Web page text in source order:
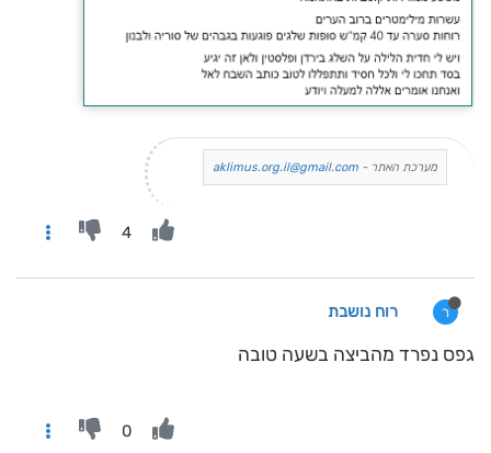
מערכת האתר - aklimus.org.il@gmail.com
4
ר רוח נושבת
גפס נפרד מהביצה בשעה טובה
0